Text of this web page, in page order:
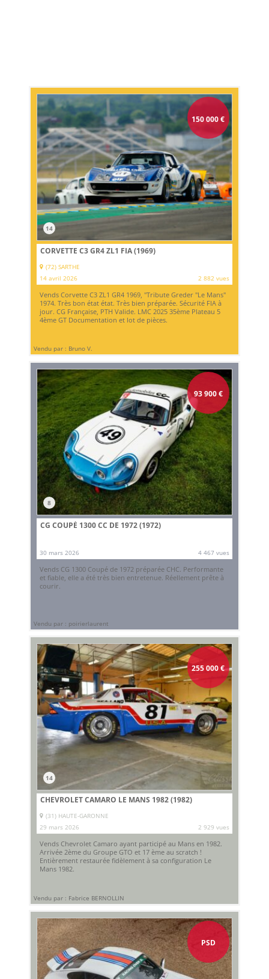
150 000€
14
CORVETTE C3 GR4 ZL1 FIA (1969)
(72) SARTHE
14 avril 2026
2 882 vues
Vends Corvette C3 ZL1 GR4 1969, "Tribute Greder "Le Mans"
1974. Très bon état état. Très bien préparée. Sécurité FIA à
jour. CG Française, PTH Valide. LMC 2025 35ème Plateau 5
4ème GT Documentation et lot de pièces.
Vendu par : Bruno V.
93 900€
8
CG COUPÉ 1300 CC DE 1972 (1972)
30 mars 2026 4 467 vues
Vends CG 1300 Coupé de 1972 préparée CHC. Performante
et fiable, elle a été très bien entretenue. Réellement prête à
courir.
Vendu par : poirierlaurent
255 000€
14
CHEVROLET CAMARO LE MANS 1982 (1982)
(31) HAUTE-GARONNE
29 mars 2026
2 929 vues
Vends Chevrolet Camaro ayant participé au Mans en 1982.
Arrivée 2ème du Groupe GTO et 17 ème au scratch !
Entièrement restaurée fidèlement à sa configuration Le
Mans 1982.
Vendu par : Fabrice BERNOLLIN
PSD